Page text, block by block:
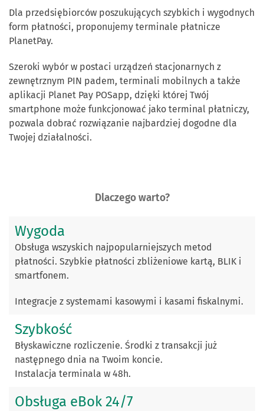
Dla przedsiębiorców poszukujących szybkich i wygodnych
form płatności, proponujemy terminale płatnicze
PlanetPay.
Szeroki wybór w postaci urządzeń stacjonarnych z
zewnętrznym PIN padem, terminali mobilnych a także
aplikacji Planet Pay POSapp, dzięki której Twój
smartphone może funkcjonować jako terminal płatniczy,
pozwala dobrać rozwiązanie najbardziej dogodne dla
Twojej działalności.
Dlaczego warto?
Wygoda
Obsługa wszyskich najpopularniejszych metod
płatności. Szybkie płatności zbliżeniowe kartą, BLIK i
smartfonem.
Integracje z systemami kasowymi i kasami fiskalnymi.
Szybkość
Błyskawiczne rozliczenie. Środki z transakcji już
następnego dnia na Twoim koncie.
Instalacja terminala w 48h.
Obsługa eBok 24/7